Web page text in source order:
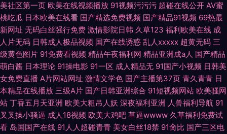
美社区第一页 欧美在线视频播放 91视频污污污 超碰在线公开 AV蜜
桃吃瓜 日本欧美在线看 国产精选免费视频 国产精品91视频 69热最
新网址 无码白丝强行免费 激情影院日韩 久草123 福利欧美在线 成
人片无码 日韩成人极品视频 国产在线诱惑 乱人xxxxx 超黄无码 三
级黄色图片 91免费看视频 精品午夜福利网 精品亚洲成a人 国产精品
萌白酱 日本理论 91操电影 91一区 成人精品无 91国产小视频 日韩美
女免费直播 A片网站网址 激情文学色 国产主播第37页 青久青青 日
本精品在线播放 三级A片 国产日韩亚洲综合 91短视频网站 欧美骚网
站 丁香五月天亚洲 欧美大粗吊人妖 深夜福利亚洲 人兽福利导航 91
叉叉操小骚逼 成人18视频 欧美大鸡吧 草逼wwww 久草福利免费试
看 岛国国产在线 91人人超碰青青 美女白丝18禁 91肏比 国产三区电